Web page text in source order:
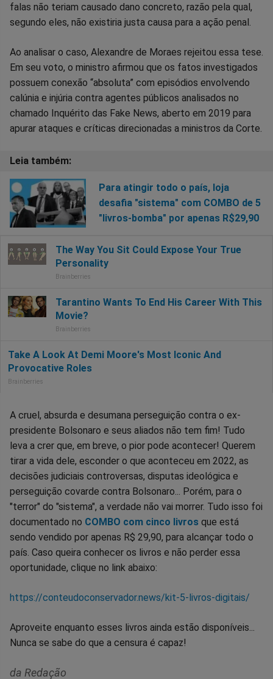
falas não teriam causado dano concreto, razão pela qual,
segundo eles, não existiria justa causa para a ação penal.
Ao analisar o caso, Alexandre de Moraes rejeitou essa tese.
Em seu voto, o ministro afirmou que os fatos investigados
possuem conexão “absoluta” com episódios envolvendo
calúnia e injúria contra agentes públicos analisados no
chamado Inquérito das Fake News, aberto em 2019 para
apurar ataques e críticas direcionadas a ministros da Corte.
Para atingir todo o país, loja
desafia "sistema" com COMBO de 5
"livros-bomba" por apenas R$29,90
A cruel, absurda e desumana perseguição contra o ex-
presidente Bolsonaro e seus aliados não tem fim! Tudo
leva a crer que, em breve, o pior pode acontecer! Querem
tirar a vida dele, esconder o que aconteceu em 2022, as
decisões judiciais controversas, disputas ideológica e
perseguição covarde contra Bolsonaro... Porém, para o
"terror" do "sistema", a verdade não vai morrer. Tudo isso foi
documentado no COMBO com cinco livros que está
sendo vendido por apenas R$ 29,90, para alcançar todo o
país. Caso queira conhecer os livros e não perder essa
oportunidade, clique no link abaixo:
https://conteudoconservador.news/kit-5-livros-digitais/
Aproveite enquanto esses livros ainda estão disponíveis...
Nunca se sabe do que a censura é capaz!
da Redação